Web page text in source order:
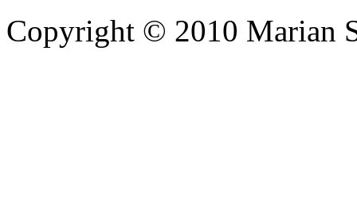
Copyright © 2010 Marian